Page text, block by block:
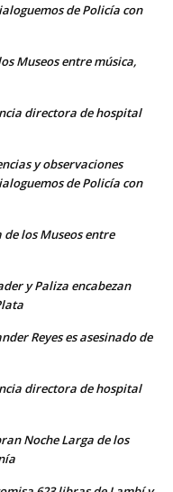
de Policía con
Museos entre música,
directora de hospital
y observaciones
de Policía con
los Museos entre
y Paliza encabezan
Reyes es asesinado de
directora de hospital
Noche Larga de los